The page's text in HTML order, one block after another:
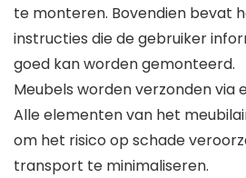
te monteren. Bovendien bevat
instructies die de gebruiker
goed kan worden gemonteerd.
Meubels worden verzonden via
Alle elementen van het
om het risico op schade
transport te minimaliseren.